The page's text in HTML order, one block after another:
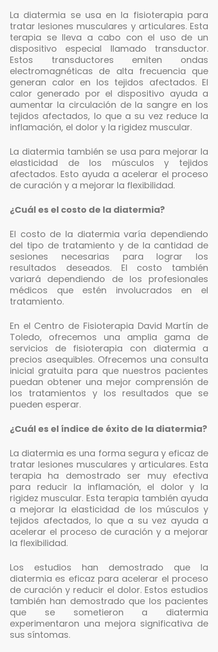
La diatermia se usa en la fisioterapia para
tratar lesiones musculares y articulares. Esta
terapia se lleva a cabo con el uso de un
dispositivo especial llamado transductor.
Estos transductores emiten ondas
electromagnéticas de alta frecuencia que
generan calor en los tejidos afectados. El
calor generado por el dispositivo ayuda a
aumentar la circulación de la sangre en los
tejidos afectados, lo que a su vez reduce la
inflamación, el dolor y la rigidez muscular.
La diatermia también se usa para mejorar la
elasticidad de los músculos y tejidos
afectados. Esto ayuda a acelerar el proceso
de curación y a mejorar la flexibilidad.
¿Cuál es el costo de la diatermia?
El costo de la diatermia varía dependiendo
del tipo de tratamiento y de la cantidad de
sesiones necesarias para lograr los
resultados deseados. El costo también
variará dependiendo de los profesionales
médicos que estén involucrados en el
tratamiento.
En el Centro de Fisioterapia David Martín de
Toledo, ofrecemos una amplia gama de
servicios de fisioterapia con diatermia a
precios asequibles. Ofrecemos una consulta
inicial gratuita para que nuestros pacientes
puedan obtener una mejor comprensión de
los tratamientos y los resultados que se
pueden esperar.
¿Cuál es el índice de éxito de la diatermia?
La diatermia es una forma segura y eficaz de
tratar lesiones musculares y articulares. Esta
terapia ha demostrado ser muy efectiva
para reducir la inflamación, el dolor y la
rigidez muscular. Esta terapia también ayuda
a mejorar la elasticidad de los músculos y
tejidos afectados, lo que a su vez ayuda a
acelerar el proceso de curación y a mejorar
la flexibilidad.
Los estudios han demostrado que la
diatermia es eficaz para acelerar el proceso
de curación y reducir el dolor. Estos estudios
también han demostrado que los pacientes
que se sometieron a diatermia
experimentaron una mejora significativa de
sus síntomas.